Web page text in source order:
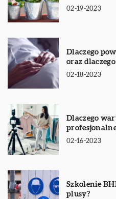
02-19-2023
Dlaczego
oraz
02-18-2023
Dlaczego
02-16-2023
Szkolenie
plusy?